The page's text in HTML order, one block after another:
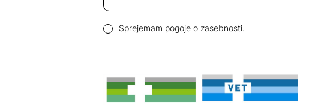
Pogoji zasebnosti
Sprejemam pogoje o zasebnosti.